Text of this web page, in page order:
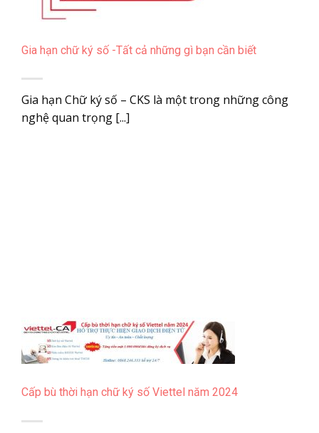
Gia hạn chữ ký số -Tất cả những gì bạn cần biết
Gia hạn Chữ ký số – CKS là một trong những công
nghệ quan trọng [...]
Cấp bù thời hạn chữ ký số Viettel năm 2024